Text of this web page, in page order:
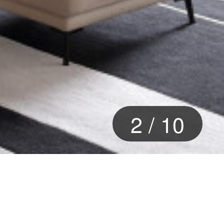
2 / 10